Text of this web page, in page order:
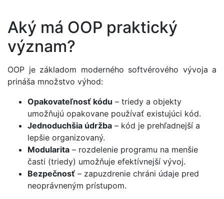
Aký má OOP praktický
význam?
OOP je základom moderného softvérového vývoja a
prináša množstvo výhod:
Opakovateľnosť kódu – triedy a objekty
umožňujú opakovane používať existujúci kód.
Jednoduchšia údržba – kód je prehľadnejší a
lepšie organizovaný.
Modularita – rozdelenie programu na menšie
časti (triedy) umožňuje efektívnejší vývoj.
Bezpečnosť – zapuzdrenie chráni údaje pred
neoprávneným prístupom.